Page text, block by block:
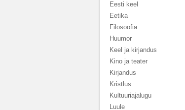
Eesti keel
Eetika
Filosoofia
Huumor
Keel ja kirjandus
Kino ja teater
Kirjandus
Kristlus
Kultuuriajalugu
Luule